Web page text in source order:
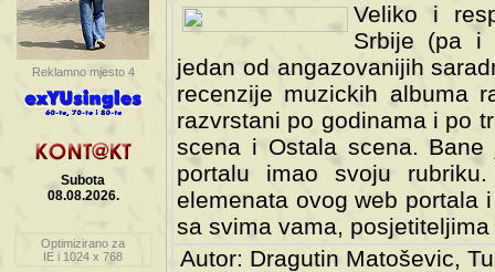
Reklamno mjesto 4
Subota
08.08.2026.
Optimizirano za
IE i 1024 x 768
Veliko i
Srbije (pa i
jedan od angazovanijih
recenzije muzickih albuma
razvrstani po godinama i po
scena i Ostala scena.
portalu imao svoju
elemenata ovog web portala
sa svima vama,
Autor: Dragutin Matoševic,